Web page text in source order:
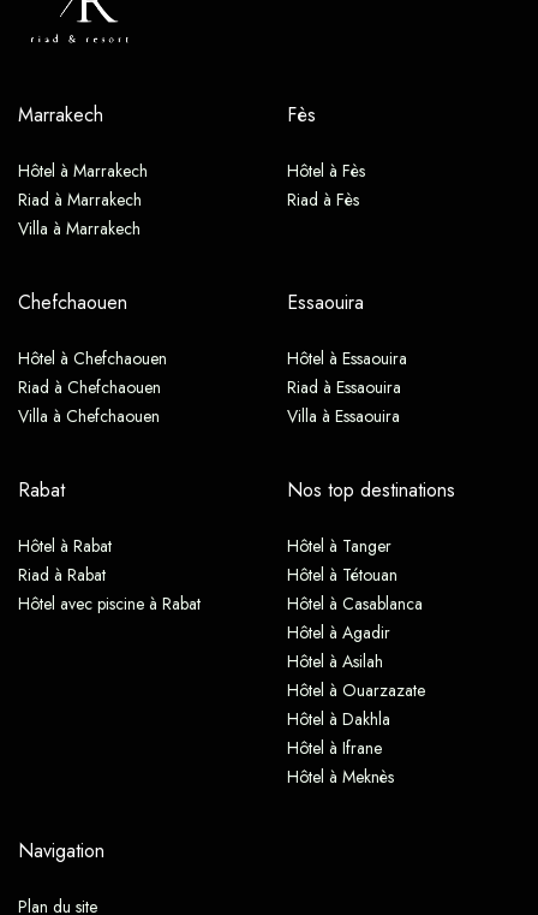
Marrakech
Hôtel à Marrakech
Riad à Marrakech
Villa à Marrakech
Fès
Hôtel à Fès
Riad à Fès
Chefchaouen
Hôtel à Chefchaouen
Riad à Chefchaouen
Villa à Chefchaouen
Essaouira
Hôtel à Essaouira
Riad à Essaouira
Villa à Essaouira
Rabat
Hôtel à Rabat
Riad à Rabat
Hôtel avec piscine à Rabat
Nos top destinations
Hôtel à Tanger
Hôtel à Tétouan
Hôtel à Casablanca
Hôtel à Agadir
Hôtel à Asilah
Hôtel à Ouarzazate
Hôtel à Dakhla
Hôtel à Ifrane
Hôtel à Meknès
Navigation
Plan du site